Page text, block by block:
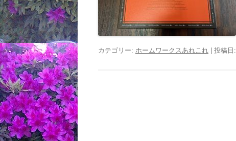
カテゴリー: ホームワークスあれこれ | 投稿日: